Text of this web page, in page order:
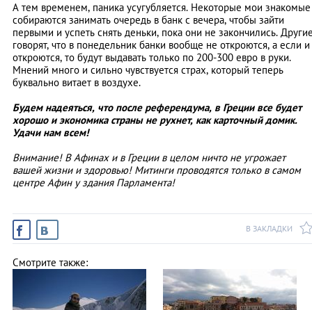
А тем временем, паника усугубляется. Некоторые мои знакомые
собираются занимать очередь в банк с вечера, чтобы зайти
первыми и успеть снять деньки, пока они не закончились.
говорят, что в понедельник банки вообще не откроются, а если и
откроются, то будут выдавать только по 200-300 евро в руки.
Мнений много и сильно чувствуется страх, который теперь
буквально витает в воздухе.
Будем надеяться, что после референдума, в Греции все будет
хорошо и экономика страны не рухнет, как карточный домик.
Удачи нам всем!
Внимание! В Афинах и в Греции в целом ничто не угрожает
вашей жизни и здоровью! Митинги проводятся только в самом
центре Афин у здания Парламента!
В ЗАКЛАДКИ
Смотрите также: